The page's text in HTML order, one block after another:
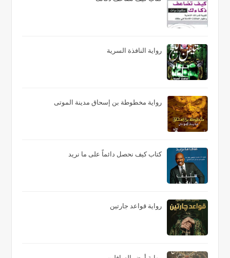
رواية النافذة السرية
رواية مخطوطة بن إسحاق مدينة الموتى
كتاب كيف نحصل دائماً على ما نريد
رواية قواعد جارتين